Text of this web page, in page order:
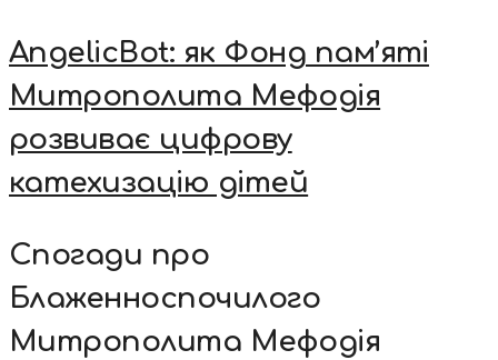
AngelicBot: як Фонд пам’яті
Митрополита Мефодія
розвиває цифрову
катехизацію дітей
Спогади про
Блаженноспочилого
Митрополита Мефодія